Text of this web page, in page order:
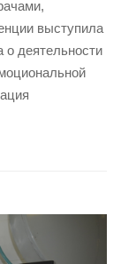
выступила
о деятельности